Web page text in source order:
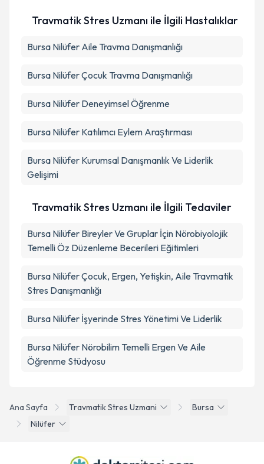
Ana Sayfa Travmatik Stres Uzmani
Bursa
Nilüfer
Travmatik Stres Uzmanı ile İlgili Hastalıklar
Bursa Nilüfer Aile Travma Danışmanlığı
Bursa Nilüfer Çocuk Travma Danışmanlığı
Bursa Nilüfer Deneyimsel Öğrenme
Bursa Nilüfer Katılımcı Eylem Araştırması
Bursa Nilüfer Kurumsal Danışmanlık Ve Liderlik
Gelişimi
Travmatik Stres Uzmanı ile İlgili Tedaviler
Bursa Nilüfer Bireyler Ve Gruplar İçin Nörobiyolojik
Temelli Öz Düzenleme Becerileri Eğitimleri
Bursa Nilüfer Çocuk, Ergen, Yetişkin, Aile Travmatik
Stres Danışmanlığı
Bursa Nilüfer İşyerinde Stres Yönetimi Ve Liderlik
Bursa Nilüfer Nörobilim Temelli Ergen Ve Aile
Öğrenme Stüdyosu